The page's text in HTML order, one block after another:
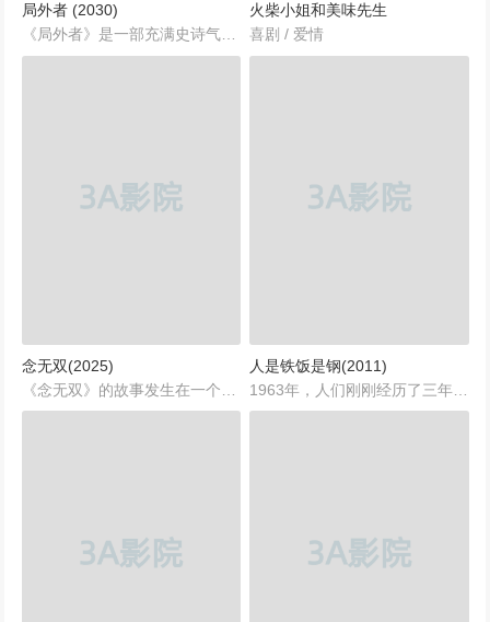
局外者 (2030)
《局外者》是一部充满史诗气息的剧情大片，反映了中国抗战时期的重重危机与复杂局势。由巩固导演兼编剧倾心打造，这部影片以其深刻的主题、宏大的背景和精彩的演绎，为观众展现了一段鲜血与荣耀交织的历史画卷。主演翟天临和孟丽通过精湛的演技，把那些在战争年代中奋勇抗争、追求正义的人物形象栩栩如生地呈现在观众面前。...
火柴小姐和美味先生
喜剧 / 爱情
念无双(2025)
人是铁饭是钢(2011)